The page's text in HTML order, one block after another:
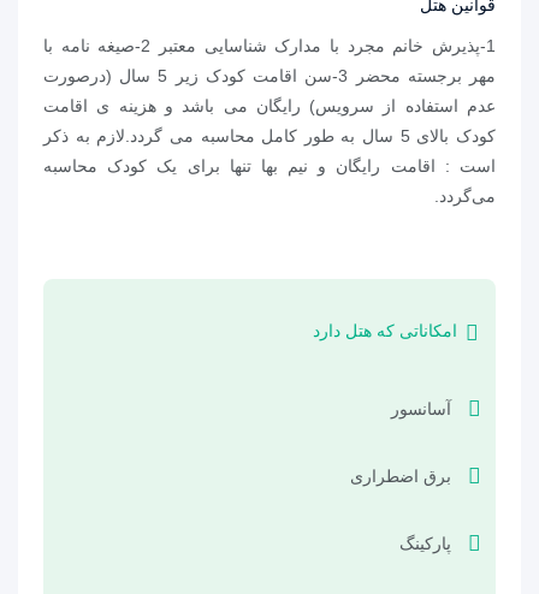
قوانین هتل
1-پذیرش خانم مجرد با مدارک شناسایی معتبر 2-صیغه نامه با
مهر برجسته محضر 3-سن اقامت کودک زیر 5 سال (درصورت
عدم استفاده از سرویس) رایگان می باشد و هزینه ی اقامت
کودک بالای 5 سال به طور کامل محاسبه می گردد.لازم به ذکر
است : اقامت رایگان و نیم بها تنها برای یک کودک محاسبه
می‌گردد.
امکاناتی که هتل دارد
آسانسور
برق اضطراری
پارکینگ